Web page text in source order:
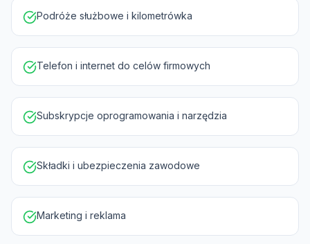
Podróże służbowe i kilometrówka
Telefon i internet do celów firmowych
Subskrypcje oprogramowania i narzędzia
Składki i ubezpieczenia zawodowe
Marketing i reklama